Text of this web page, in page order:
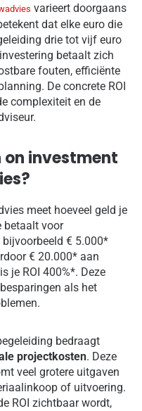
varieert doorgaans
dat elke euro die
drie tot vijf euro
betaalt zich
fouten, efficiënte
De concrete ROI
complexiteit en de
investment
meet hoeveel geld je
betaalt voor
€ 5.000*
€ 20.000* aan
je ROI 400%*. Deze
als het
bedraagt
projectkosten. Deze
veel grotere uitgaven
of uitvoering.
ROI zichtbaar wordt,